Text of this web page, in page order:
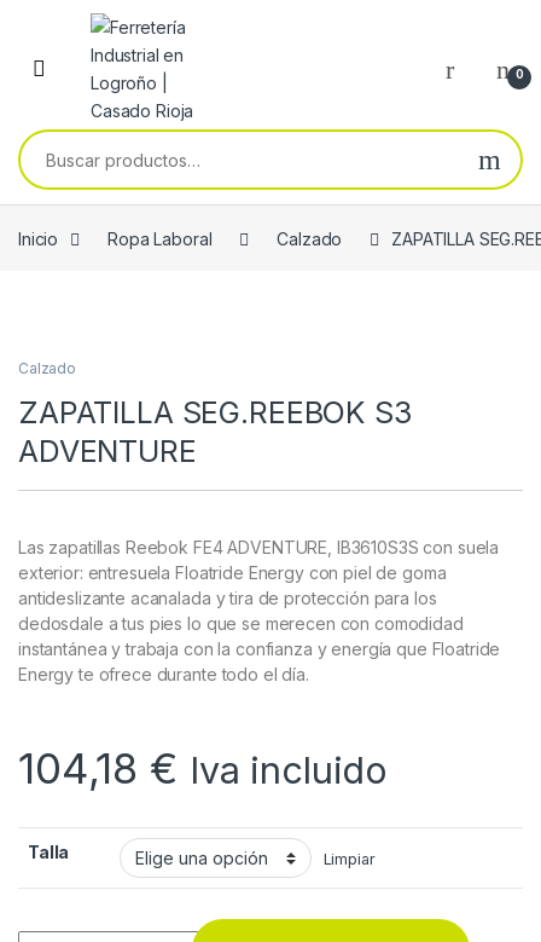
Skip to navigation
Skip to content
0
Buscar por:
Inicio Ropa Laboral Calzado ZAPATILLA
Calzado
ZAPATILLA SEG.REEBOK S3
ADVENTURE
Las zapatillas Reebok FE4 ADVENTURE, IB3610S3S con suela
exterior: entresuela Floatride Energy con piel de goma
antideslizante acanalada y tira de protección para los
dedosdale a tus pies lo que se merecen con comodidad
instantánea y trabaja con la confianza y energía que Floatride
Energy te ofrece durante todo el día.
104,18 € Iva incluido
Talla Limpiar